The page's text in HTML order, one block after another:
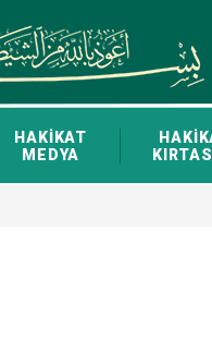
HAKİKAT
MEDYA